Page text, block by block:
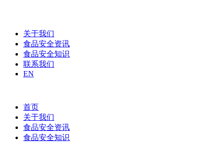
关于我们
食品安全资讯
食品安全知识
联系我们
EN
首页
关于我们
食品安全资讯
食品安全知识